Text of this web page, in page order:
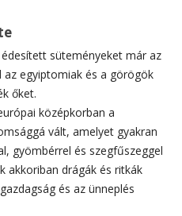
édesített süteményeket már az
egyiptomiak és a görögök
őket.
középkorban a
vált, amelyet gyakran
gyömbérrel és szegfűszeggel
akkoriban drágák és ritkák
és az ünneplés